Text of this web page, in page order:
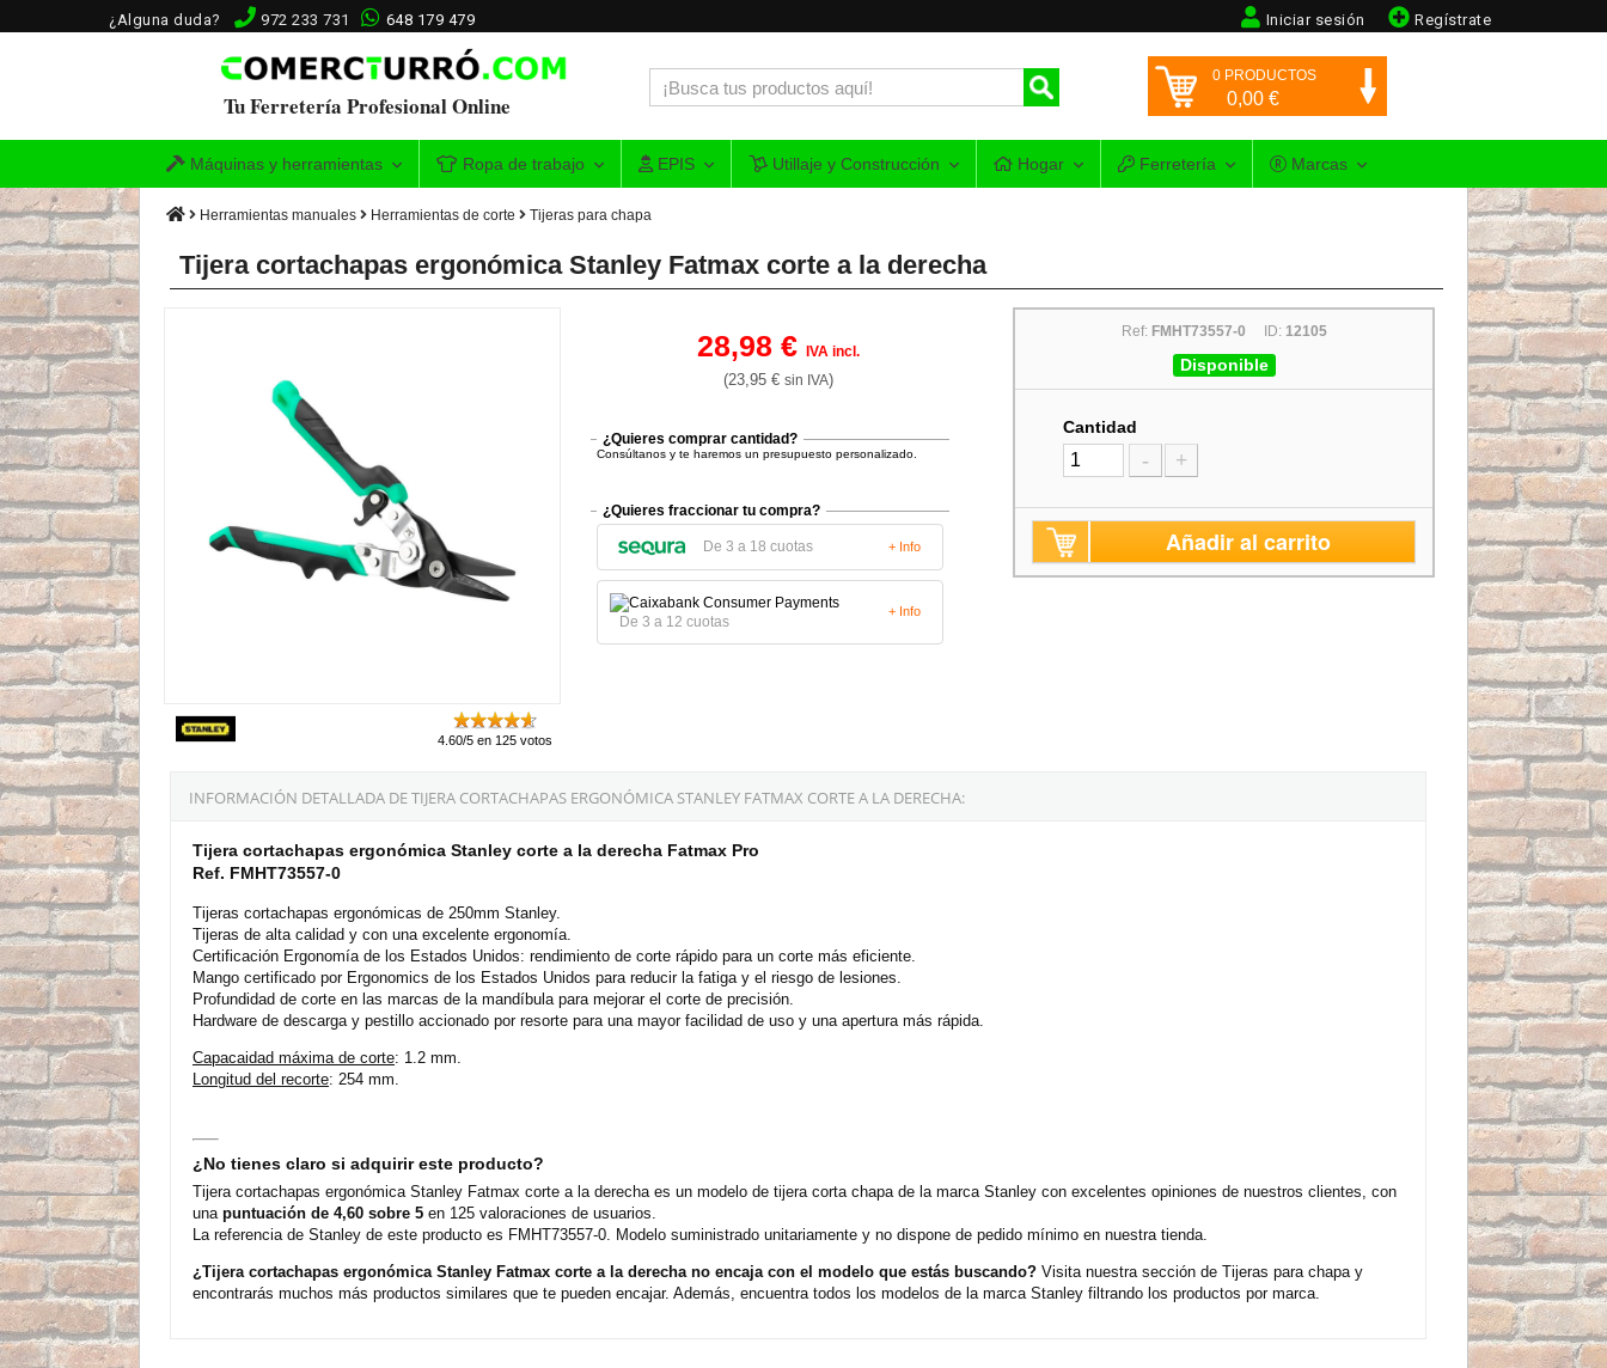
¿Alguna duda? 972 233 731 648 179 479 Regístrate
Iniciar sesión
Tu Ferretería Profesional Online
0 PRODUCTOS
0,00 €
Máquinas y herramientas Ropa de trabajo EPIS Utillaje y Construcción Hogar Ferretería Marcas
Herramientas manuales Herramientas de corte Tijeras para chapa
Tijera cortachapas ergonómica Stanley Fatmax corte a la derecha
4.60/5 en 125 votos
28,98 €IVA incl.
(23,95 €sin IVA)
¿Quieres comprar cantidad?
Consúltanos y te haremos un presupuesto personalizado.
¿Quieres fraccionar tu compra?
De 3 a 18 cuotas + Info
De 3 a 12 cuotas
+ Info
Ref: FMHT73557-0 ID: 12105
Disponible
Cantidad
- +
Añadir al carrito
INFORMACIÓN DETALLADA DE TIJERA CORTACHAPAS ERGONÓMICA STANLEY FATMAX CORTE A LA DERECHA:
Tijera cortachapas ergonómica Stanley corte a la derecha Fatmax Pro
Ref. FMHT73557-0
Tijeras cortachapas ergonómicas de 250mm Stanley.
Tijeras de alta calidad y con una excelente ergonomía.
Certificación Ergonomía de los Estados Unidos: rendimiento de corte rápido para un corte más eficiente.
Mango certificado por Ergonomics de los Estados Unidos para reducir la fatiga y el riesgo de lesiones.
Profundidad de corte en las marcas de la mandíbula para mejorar el corte de precisión.
Hardware de descarga y pestillo accionado por resorte para una mayor facilidad de uso y una apertura más rápida.
Capacaidad máxima de corte: 1.2 mm.
Longitud del recorte: 254 mm.
¿No tienes claro si adquirir este producto?
Tijera cortachapas ergonómica Stanley Fatmax corte a la derecha es un modelo de tijera corta chapa de la marca Stanley con excelentes opiniones de nuestros clientes, con
una puntuación de 4,60 sobre 5 en 125 valoraciones de usuarios.
La referencia de Stanley de este producto es FMHT73557-0. Modelo suministrado unitariamente y no dispone de pedido mínimo en nuestra tienda.
¿Tijera cortachapas ergonómica Stanley Fatmax corte a la derecha no encaja con el modelo que estás buscando? Visita nuestra sección de Tijeras para chapa y
encontrarás muchos más productos similares que te pueden encajar. Además, encuentra todos los modelos de la marca Stanley filtrando los productos por marca.